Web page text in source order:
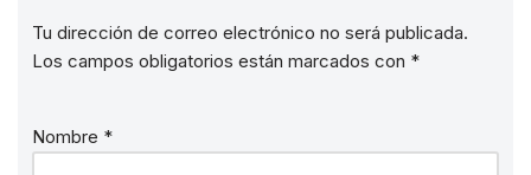
Tu dirección de correo electrónico no será publicada.
Los campos obligatorios están marcados con *
Nombre *